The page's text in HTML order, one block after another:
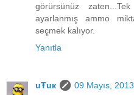
görürsünüz
ayarlanmış ammo
seçmek kalıyor.
Yanıtla
uŦuк
09 Mayıs, 2013